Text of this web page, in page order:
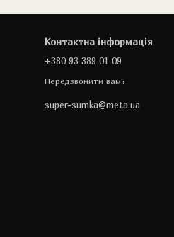
Контактна інформація
+380 93 389 01 09
Передзвонити вам?
super-sumka@meta.ua